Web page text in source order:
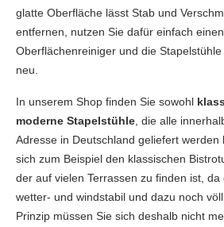
glatte Oberfläche lässt Stab und
entfernen, nutzen Sie dafür einfach
Oberflächenreiniger und die
neu.
In unserem Shop finden Sie sowohl
moderne Stapelstühle , die alle
Adresse in Deutschland geliefert werden
sich zum Beispiel den klassischen
der auf vielen Terrassen zu finden ist,
wetter- und windstabil und dazu noch
Prinzip müssen Sie sich deshalb nicht